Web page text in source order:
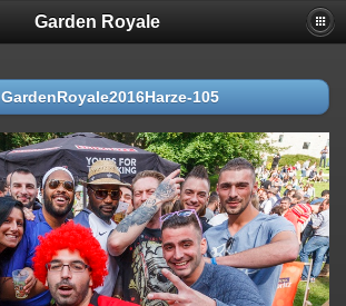
Garden Royale
GardenRoyale2016Harze-105